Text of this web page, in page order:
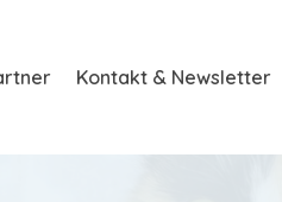
Kontakt & Newsletter